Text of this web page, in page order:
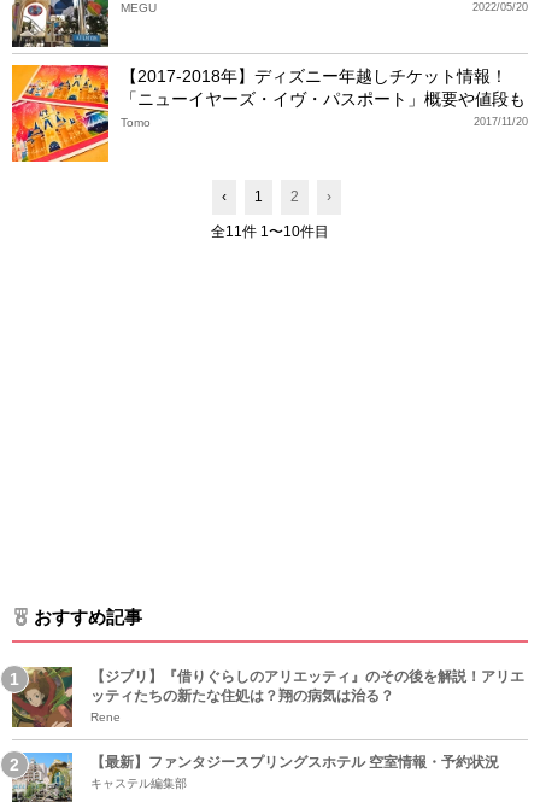
2022/05/20
MEGU
【2017-2018年】ディズニー年越しチケット情報！
「ニューイヤーズ・イヴ・パスポート」概要や値段も
2017/11/20
Tomo
‹ 1 2 ›
全11件 1〜10件目
おすすめ記事
【ジブリ】『借りぐらしのアリエッティ』のその後を解説！アリエ
ッティたちの新たな住処は？翔の病気は治る？
Rene
【最新】ファンタジースプリングスホテル 空室情報・予約状況
キャステル編集部